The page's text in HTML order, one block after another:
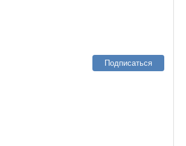
Подписаться